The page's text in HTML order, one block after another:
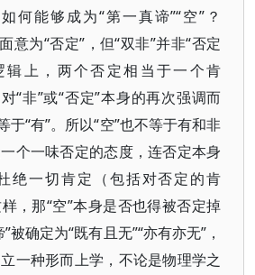
何能够成为“第一真谛”“空”？
意为“否定”，但“双非”并非“否定
辑上，两个否定相当于一个肯
“非”或“否定”本身的再次强调而
于“有”。所以“空”也不等于有和非
个一味否定的态度，连否定本身
绝一切肯定（包括对否定的肯
，那“空”本身是否也得被否定掉
被确定为“既有且无”“亦有亦无”，
一种形而上学，不论是物理学之